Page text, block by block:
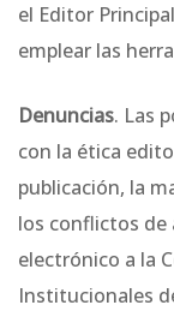
el Editor
emplear las
Denuncias. Las
con la ética
publicación, la
los conflictos de
electrónico a la
Institucionales